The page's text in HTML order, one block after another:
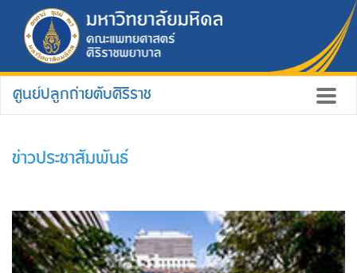
ศูนย์ปลูกถ่ายตับศิริราช
ข่าวประชาสัมพันธ์